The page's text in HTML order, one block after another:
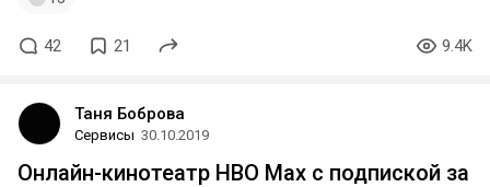
42 21 9.4K
Таня Боброва
Сервисы 30.10.2019
Онлайн-кинотеатр HBO Max с подпиской за